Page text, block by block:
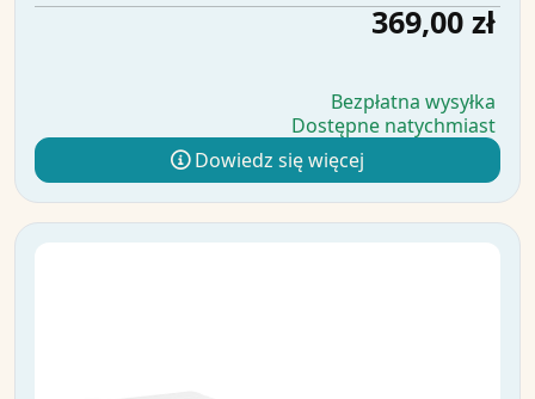
369,00 zł
Bezpłatna wysyłka
Dostępne natychmiast
Dowiedz się więcej